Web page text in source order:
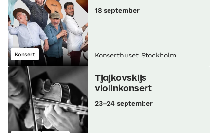
Konsert
18 september
Konserthuset Stockholm
Tjajkovskijs
violinkonsert
23–24 september